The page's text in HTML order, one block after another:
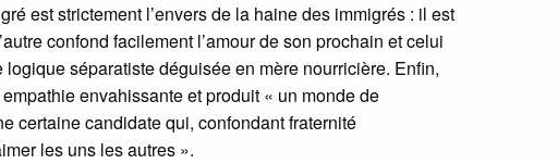
est strictement l’envers de la haine des immigrés : il est
confond facilement l’amour de son prochain et celui
séparatiste déguisée en mère nourricière. Enfin,
envahissante et produit « un monde de
certaine candidate qui, confondant fraternité
les uns les autres ».